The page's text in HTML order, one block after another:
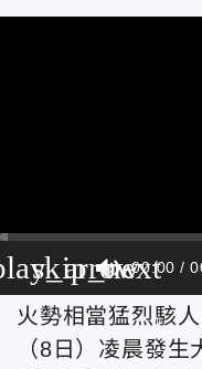
skip_next
00:00
火勢相當猛烈駭
（8日）凌晨發